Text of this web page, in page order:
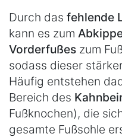
Durch das fehlende
kann es zum
Vorderfußes zum
sodass dieser
Häufig entstehen
Bereich des
Fußknochen), die
gesamte Fußsohle